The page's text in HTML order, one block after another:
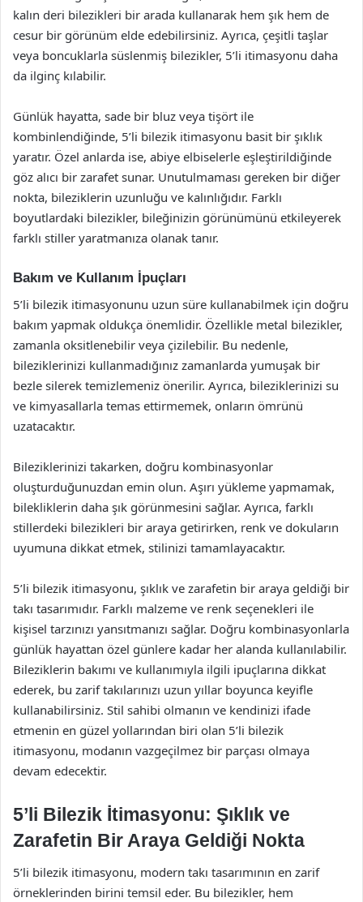
kalın deri bilezikleri bir arada kullanarak hem şık hem de
cesur bir görünüm elde edebilirsiniz. Ayrıca, çeşitli taşlar
veya boncuklarla süslenmiş bilezikler, 5’li itimasyonu daha
da ilginç kılabilir.
Günlük hayatta, sade bir bluz veya tişört ile
kombinlendiğinde, 5’li bilezik itimasyonu basit bir şıklık
yaratır. Özel anlarda ise, abiye elbiselerle eşleştirildiğinde
göz alıcı bir zarafet sunar. Unutulmaması gereken bir diğer
nokta, bileziklerin uzunluğu ve kalınlığıdır. Farklı
boyutlardaki bilezikler, bileğinizin görünümünü etkileyerek
farklı stiller yaratmanıza olanak tanır.
Bakım ve Kullanım İpuçları
5’li bilezik itimasyonunu uzun süre kullanabilmek için doğru
bakım yapmak oldukça önemlidir. Özellikle metal bilezikler,
zamanla oksitlenebilir veya çizilebilir. Bu nedenle,
bileziklerinizi kullanmadığınız zamanlarda yumuşak bir
bezle silerek temizlemeniz önerilir. Ayrıca, bileziklerinizi su
ve kimyasallarla temas ettirmemek, onların ömrünü
uzatacaktır.
Bileziklerinizi takarken, doğru kombinasyonlar
oluşturduğunuzdan emin olun. Aşırı yükleme yapmamak,
bilekliklerin daha şık görünmesini sağlar. Ayrıca, farklı
stillerdeki bilezikleri bir araya getirirken, renk ve dokuların
uyumuna dikkat etmek, stilinizi tamamlayacaktır.
5’li bilezik itimasyonu, şıklık ve zarafetin bir araya geldiği bir
takı tasarımıdır. Farklı malzeme ve renk seçenekleri ile
kişisel tarzınızı yansıtmanızı sağlar. Doğru kombinasyonlarla
günlük hayattan özel günlere kadar her alanda kullanılabilir.
Bileziklerin bakımı ve kullanımıyla ilgili ipuçlarına dikkat
ederek, bu zarif takılarınızı uzun yıllar boyunca keyifle
kullanabilirsiniz. Stil sahibi olmanın ve kendinizi ifade
etmenin en güzel yollarından biri olan 5’li bilezik
itimasyonu, modanın vazgeçilmez bir parçası olmaya
devam edecektir.
5’li Bilezik İtimasyonu: Şıklık ve
Zarafetin Bir Araya Geldiği Nokta
5’li bilezik itimasyonu, modern takı tasarımının en zarif
örneklerinden birini temsil eder. Bu bilezikler, hem